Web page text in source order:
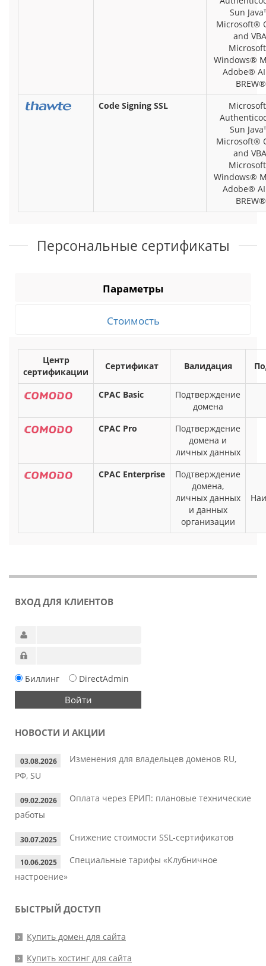
Sun
Microsoft®
and
Windows®
Adobe®
BREW®
Code Signing SSL
Sun
Microsoft®
and
Windows®
Adobe®
BREW®
Персональные сертификаты
Параметры
Стоимость
Центр
сертификации
Сертификат Валидация
CPAC Basic
Подтверждение
домена
CPAC Pro
Подтверждение
домена и
личных данных
CPAC Enterprise
Подтверждение
домена,
личных данных
и данных
организации
ВХОД ДЛЯ КЛИЕНТОВ
Биллинг DirectAdmin
НОВОСТИ И АКЦИИ
03.08.2026
Изменения для владельцев доменов RU,
РФ, SU
09.02.2026
Оплата через ЕРИП: плановые технические
работы
30.07.2025 Снижение стоимости SSL-сертификатов
10.06.2025
Специальные тарифы «Клубничное
настроение»
БЫСТРЫЙ ДОСТУП
Купить домен для сайта
Купить хостинг для сайта